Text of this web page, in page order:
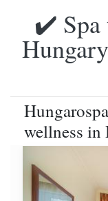
✔️ Spa
wellness in